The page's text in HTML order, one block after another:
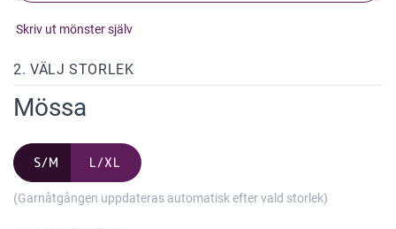
Skriv ut mönster själv
2. VÄLJ STORLEK
Mössa
S/M L/XL
(Garnåtgången uppdateras automatisk efter vald storlek)